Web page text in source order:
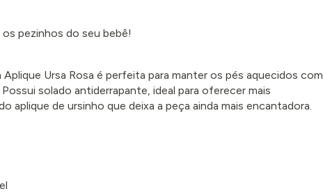
pezinhos do seu bebê!
Ursa Rosa é perfeita para manter os pés aquecidos com
solado antiderrapante, ideal para oferecer mais
aplique de ursinho que deixa a peça ainda mais encantadora.